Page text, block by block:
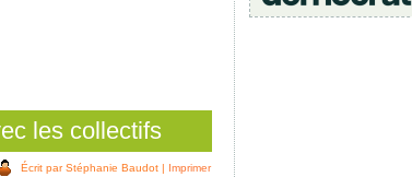
les collectifs
Écrit par Stéphanie Baudot | Imprimer